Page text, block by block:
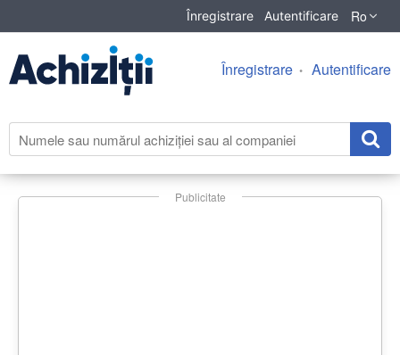
Înregistrare Autentificare Ro
Înregistrare Autentificare
Publicitate